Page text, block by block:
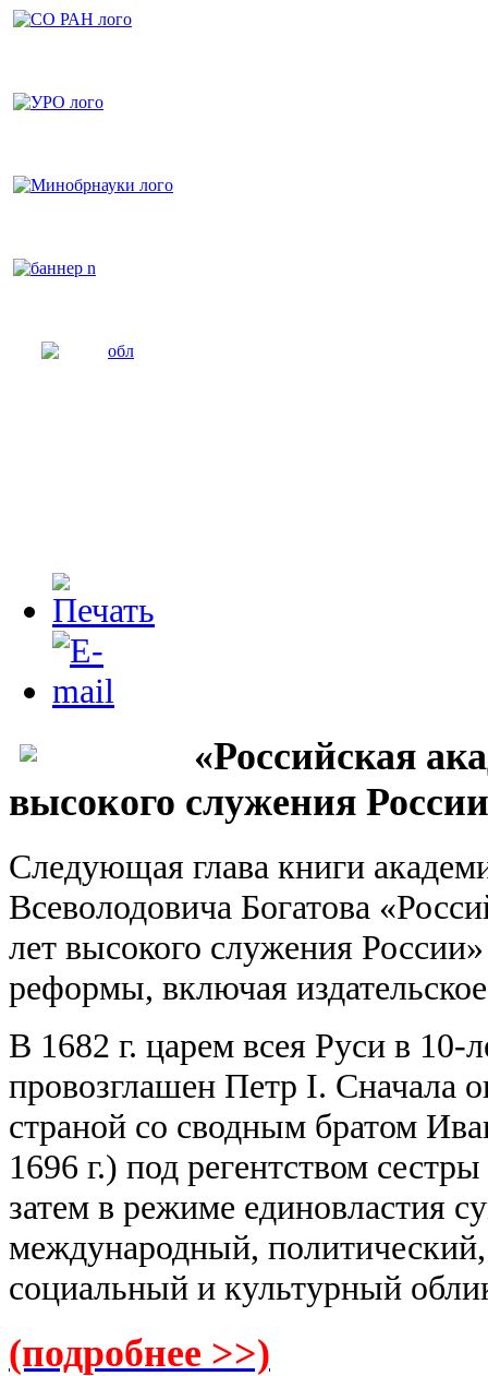
«Российская
высокого служения
Следующая глава книги
Всеволодовича Богатова
лет высокого служения
реформы, включая
В 1682 г. царем всея Руси в 10-
провозглашен Петр I. Сначала
страной со сводным братом
1696 г.) под регентством
затем в режиме единовластия
международный,
социальный и культурный
(подробнее >>)